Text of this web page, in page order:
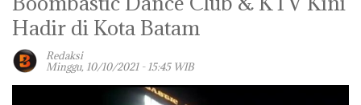
Hadir di Kota Batam
Redaksi
Minggu, 10/10/2021 - 15:45 WIB